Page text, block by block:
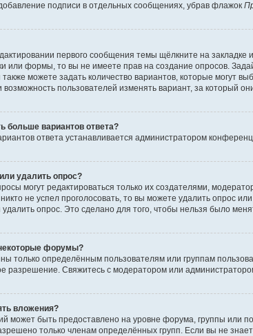
подписи в отдельных сообщениях, убрав флажок
первого сообщения темы щёлкните на закладке
или формы, то вы не имеете прав на создание опросов.
также можете задать количество вариантов, которые могут
пользователей изменять вариант, за который
больше вариантов ответа?
ответа устанавливается администратором
удалить опрос?
могут редактироваться только их создателями,
не успел проголосовать, то вы можете удалить опрос
удалить опрос. Это сделано для того, чтобы нельзя было
форумы?
только определённым пользователям или группам
разрешение. Свяжитесь с модератором или
вложения?
может быть предоставлено на уровне форума, группы или
только членам определённых групп. Если вы не